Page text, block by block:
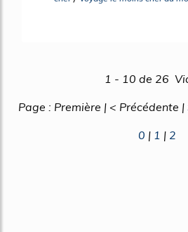
1 - 10 de 26
Page : Première | < Précédente |
0 | 1 | 2